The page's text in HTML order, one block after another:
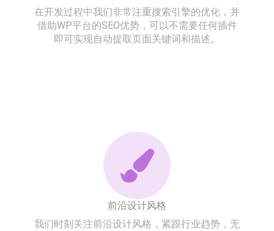
在开发过程中我们非常注重搜索引擎的优化，并
借助WP平台的SEO优势，可以不需要任何插件
即可实现自动提取页面关键词和描述。
前沿设计风格
我们时刻关注前沿设计风格，紧跟行业趋势，无